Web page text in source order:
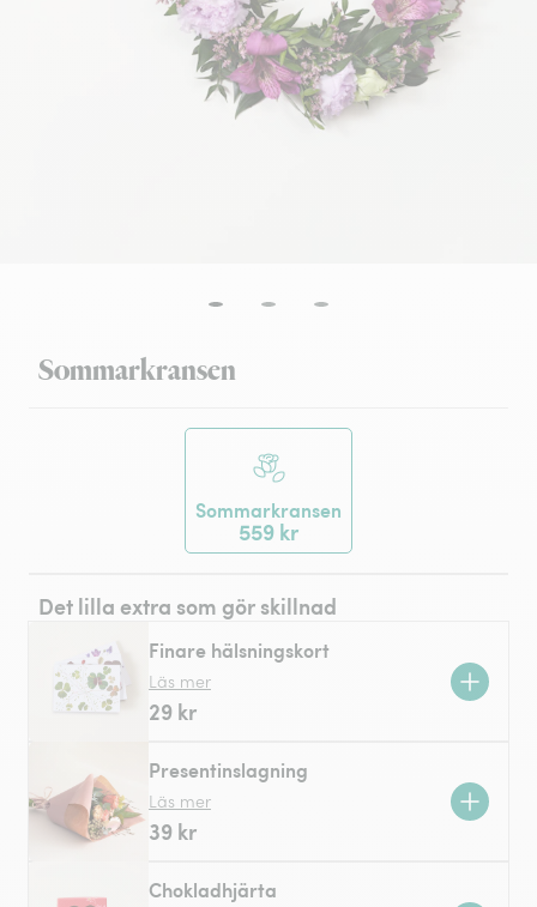
Sommarkransen
Sommarkransen
559 kr
Det lilla extra som gör skillnad
Finare hälsningskort
Läs mer
29 kr
Presentinslagning
Läs mer
39 kr
Chokladhjärta